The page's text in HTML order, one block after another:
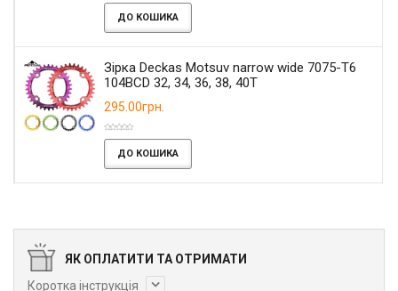
ДО КОШИКА
Зірка Deckas Motsuv narrow wide 7075-T6
104BCD 32, 34, 36, 38, 40T
295.00грн.
ДО КОШИКА
ЯК ОПЛАТИТИ ТА ОТРИМАТИ
Коротка інструкція